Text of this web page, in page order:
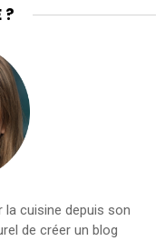
?
cuisine depuis son
de créer un blog